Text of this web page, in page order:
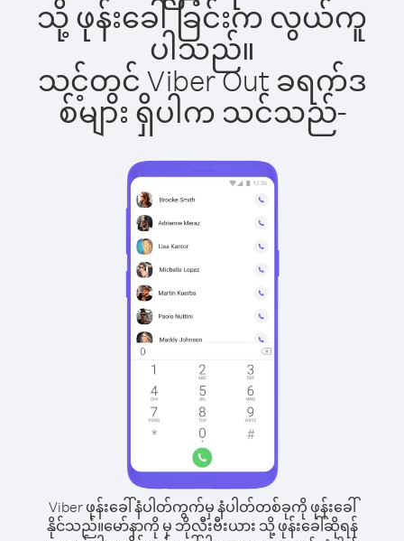
သို့ ဖုန်းခေါ်ခြင်းက လွယ်ကူ
ပါသည်။
သင့်တွင် Viber Out ခရက်ဒ
စ်များ ရှိပါက သင်သည်-
Viber ဖုန်းခေါ်နံပါတ်ကွက်မှ နံပါတ်တစ်ခုကို ဖုန်းခေါ်
နိုင်သည်။မော်နာကို မှ ဘိုလီးဗီးယား သို့ ဖုန်းခေါ်ဆိုရန်